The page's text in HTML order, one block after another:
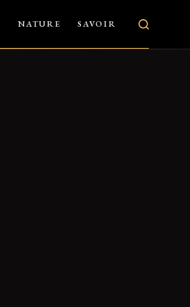
NATURE SAVOIR